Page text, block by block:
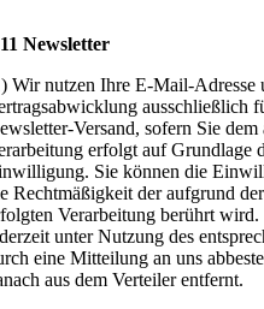
Newsletter
Wir nutzen Ihre E-Mail-Adresse
ausschließlich
Versand, sofern Sie
erfolgt auf
Sie können die
Rechtmäßigkeit der aufgrund
Verarbeitung berührt
unter Nutzung des
eine Mitteilung an uns
aus dem Verteiler entfernt.